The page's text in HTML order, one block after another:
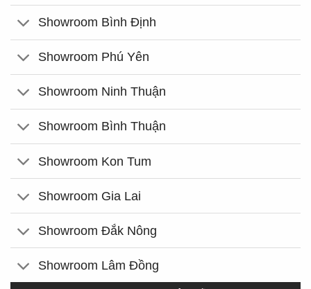
Showroom Bình Định
Showroom Phú Yên
Showroom Ninh Thuận
Showroom Bình Thuận
Showroom Kon Tum
Showroom Gia Lai
Showroom Đắk Nông
Showroom Lâm Đồng